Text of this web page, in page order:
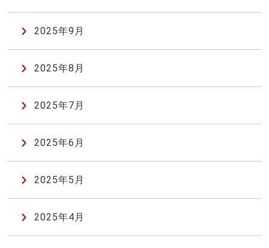
2025年9月
2025年8月
2025年7月
2025年6月
2025年5月
2025年4月